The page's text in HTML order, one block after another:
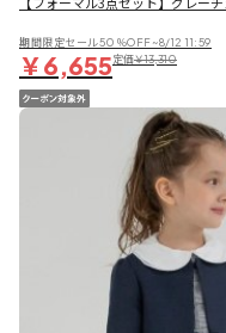
期間限定セール50％OFF~8/12 11:59
￥6,655定価￥13,310